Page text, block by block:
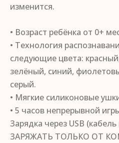
изменится.
• Возраст ребёнка от 0+
• Технология
следующие цвета:
зелёный, синий,
серый.
• Мягкие силиконовые
• 5 часов непрерывной
Зарядка через USB
ЗАРЯЖАТЬ ТОЛЬКО ОТ